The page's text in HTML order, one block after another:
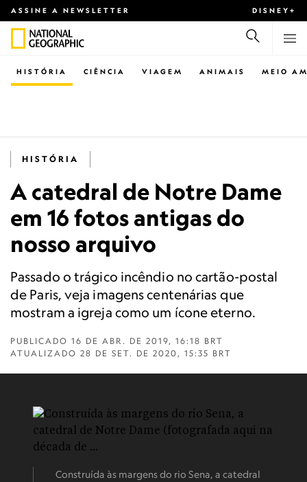
ASSINE A NEWSLETTER DISNEY+
CIÊNCIA VIAGEM ANIMAIS
HISTÓRIA MEIO
HISTÓRIA
A catedral de Notre Dame
em 16 fotos antigas do
nosso arquivo
Passado o trágico incêndio no cartão-postal
de Paris, veja imagens centenárias que
mostram a igreja como um ícone eterno.
PUBLICADO 16 DE ABR. DE 2019, 16:18 BRT
ATUALIZADO 28 DE SET. DE 2020, 15:35 BRT
Construída às margens do rio Sena, a catedral